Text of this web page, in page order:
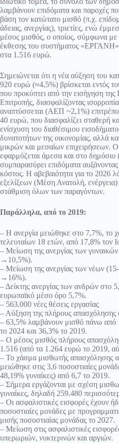
λαμβάνουν επιδόματα και παροχές
βάση τον κατώτατο μισθό (π.χ.
άδειας, ανεργίας), τριετίες, ενώ
μέσος μισθός, ο οποίος, σύμφωνα με
έκθεσης του συστήματος «ΕΡΓΑΝΗ»
στα 1.516 ευρώ.
Σημειώνεται ότι η νέα αύξηση του
920 ευρώ (≈4,5%) βρίσκεται εντός
που προκύπτει από την εισήγηση της
Επιτροπής, διασφαλίζοντας
αναπτύσσεται (ΑΕΠ ~2,1%)
40 ευρώ, που διασφαλίζει σταθερή
ενίσχυση του διαθέσιμου
δυνατοτήτων της οικονομίας, αλλά
μικρών και μεσαίων επιχειρήσεων.
εφαρμόζεται άμεσα και στο
συμπαρασύρει επιδόματα
κόστος. Η αβεβαιότητα για το 2026
εξελίξεων (Μέση Ανατολή, ενέργεια)
στάθμιση όλων των παραγόντων.
Παράλληλα, από το 2019:
– Η ανεργία μειώθηκε στο 7,7%, το
τελευταίων 18 ετών, από 17,8% τον
– Μείωση της ανεργίας των
→10,5%).
– Μείωση της ανεργίας των νέων
→16%).
– Δείκτης ανεργίας των ανδρών στο
ευρωπαϊκό μέσο όρο 5,7%.
– 563.000 νέες θέσεις εργασίας
– Αύξηση της πλήρους απασχόλησης
– 63,5% λαμβάνουν μισθό πάνω από
το 2024 και 36,3% το 2019.
– Ο μέσος μισθός πλήρους
1.516 (από τα 1.264 ευρώ το 2019,
– Το χάσμα μισθωτής απασχόλησης
μειώθηκε στις 3,6 ποσοστιαίες
48,19% γυναίκες) από 6,7 το 2019.
– Σήμερα εργάζονται με σχέση
γυναίκες, δηλαδή 259.480
– Οι ασφαλιστικές εισφορές έχουν
ποσοστιαίες μονάδες με
μισής ποσοστιαίας μονάδας το 2027.
– Μείωση στις ασφαλιστικές
υπερωριών, νυκτερινών και αργιών.